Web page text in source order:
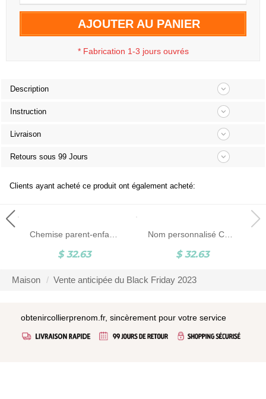
AJOUTER AU PANIER
* Fabrication 1-3 jours ouvrés
Description
Instruction
Livraison
Retours sous 99 Jours
Clients ayant acheté ce produit ont également acheté:
$ 32.63
Nom personnalisé Console de jeu Chemise parent-enfant, chemise de jeu assortie papa et bébé, t-shirts/barboteuses en coton, cadeau de fête des pères pour les nouveaux papas/bébés
$ 32.63
Maison Vente anticipée du Black Friday 2023
obtenircollierprenom.fr, sincèrement pour votre service